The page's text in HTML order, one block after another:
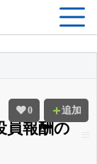
0 追加
員報酬の